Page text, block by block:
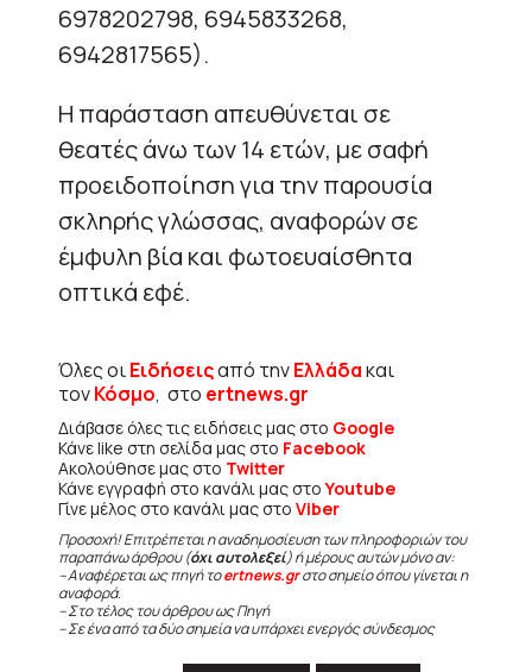
6978202798, 6945833268,
6942817565).
Η παράσταση απευθύνεται σε
θεατές άνω των 14 ετών, με σαφή
προειδοποίηση για την παρουσία
σκληρής γλώσσας, αναφορών σε
έμφυλη βία και φωτοευαίσθητα
οπτικά εφέ.
Όλες οιΕιδήσειςαπό τηνΕλλάδακαι
τονΚόσμο, στο ertnews.gr
Διάβασε όλες τις ειδήσεις μας στο Google
Κάνε like στη σελίδα μας στο Facebook
Ακολούθησε μας στο Twitter
Κάνε εγγραφή στο κανάλι μας στοYoutube
Γίνε μέλος στο κανάλι μας στο Viber
Προσοχή! Επιτρέπεται η αναδημοσίευση των πληροφοριών του
παραπάνω άρθρου (όχι αυτολεξεί) ή μέρους αυτών μόνο αν:
– Αναφέρεται ως πηγή τοertnews.grστο σημείο όπου γίνεται η
αναφορά.
– Στο τέλος του άρθρου ως Πηγή
– Σε ένα από τα δύο σημεία να υπάρχει ενεργός σύνδεσμος